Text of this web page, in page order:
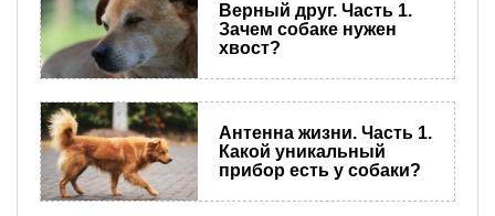
​Верный друг. Часть 1.
Зачем собаке нужен
хвост?
​Антенна жизни. Часть 1.
Какой уникальный
прибор есть у собаки?